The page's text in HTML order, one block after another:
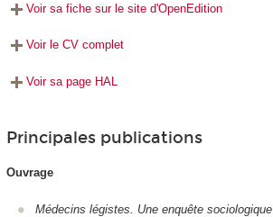
Voir sa fiche sur le site d'OpenEdition
Voir le CV complet
Voir sa page HAL
Principales publications
Ouvrage
Médecins légistes. Une enquête sociologique